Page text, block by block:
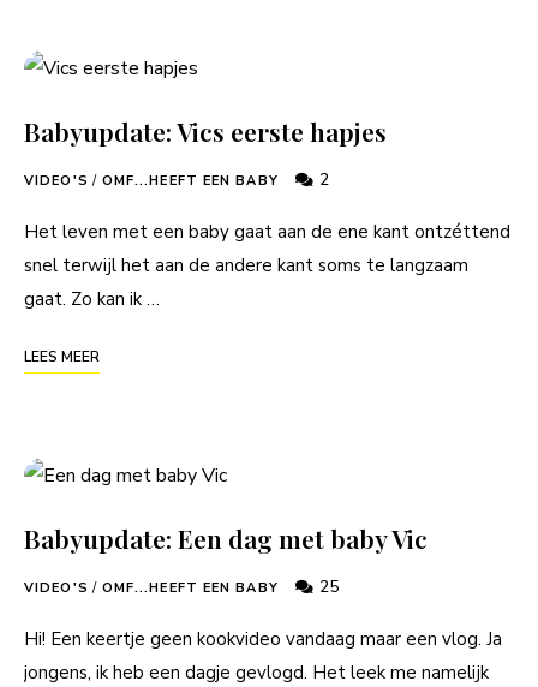
Babyupdate: Vics eerste hapjes
VIDEO'S / OMF...HEEFT EEN BABY 2
Het leven met een baby gaat aan de ene kant ontzéttend
snel terwijl het aan de andere kant soms te langzaam
gaat. Zo kan ik …
LEES MEER
Babyupdate: Een dag met baby Vic
VIDEO'S / OMF...HEEFT EEN BABY 25
Hi! Een keertje geen kookvideo vandaag maar een vlog. Ja
jongens, ik heb een dagje gevlogd. Het leek me namelijk